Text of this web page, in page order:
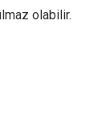
olabilir.